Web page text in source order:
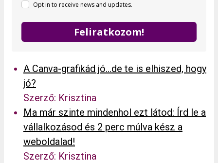
Opt in to receive news and updates.
Feliratkozom!
A Canva-grafikád jó…de te is elhiszed, hogy
jó?
Szerző: Krisztina
Ma már szinte mindenhol ezt látod: Írd le a
vállalkozásod és 2 perc múlva kész a
weboldalad!
Szerző: Krisztina